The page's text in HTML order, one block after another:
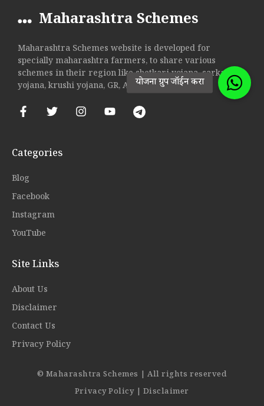
Maharashtra Schemes
Maharashtra Schemes website is developed for
specially maharashtra farmers, to share various
schemes in their region like shetkari yojana, sarkari
yojana, krushi yojana, GR, Anudan etc.
Categories
Blog
Facebook
Instagram
YouTube
Site Links
About Us
Disclaimer
Contact Us
Privacy Policy
© Maharashtra Schemes | All rights reserved
Privacy Policy| Disclaimer